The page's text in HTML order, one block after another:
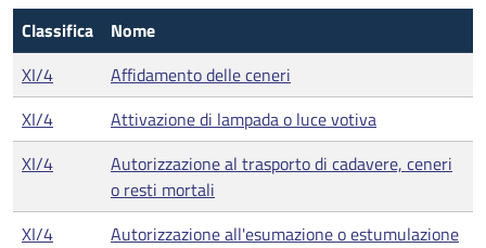
Classifica
Nome
XI/4
Affidamento delle ceneri
XI/4
Attivazione di lampada o luce votiva
XI/4
Autorizzazione al trasporto di cadavere, ceneri
o resti mortali
XI/4
Autorizzazione all'esumazione o estumulazione